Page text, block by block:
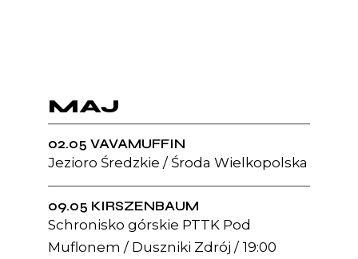
MAJ
02.05 VAVAMUFFIN
Jezioro Średzkie / Środa Wielkopolska
09.05 KIRSZENBAUM
Schronisko górskie PTTK Pod
Muflonem / Duszniki Zdrój
19:00